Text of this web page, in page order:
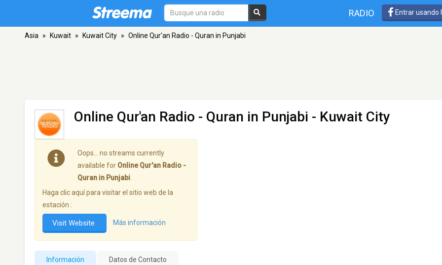
RADIO Entrar usando
Asia » Kuwait » Kuwait City » Online Qur'an Radio - Quran in Punjabi
Online Qur'an Radio - Quran in Punjabi - Kuwait City
Oops… no streams currently
available for Online Qur'an Radio -
Quran in Punjabi
Haga clic aquí para visitar el sitio web de la
estación :
Visit Website Más información
Información Datos de Contacto